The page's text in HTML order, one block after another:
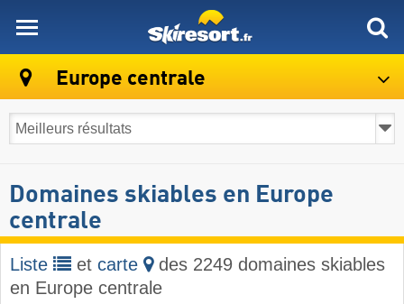
Europe centrale
Domaines skiables en Europe
centrale
Liste et carte
des 2249 domaines skiables
en Europe centrale